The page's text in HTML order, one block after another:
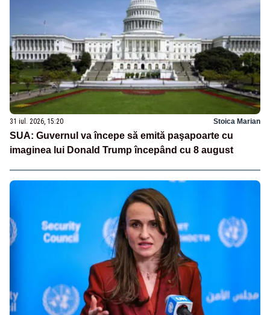
31 iul. 2026, 15:20 Stoica Marian
SUA: Guvernul va începe să emită paşapoarte cu
imaginea lui Donald Trump începând cu 8 august